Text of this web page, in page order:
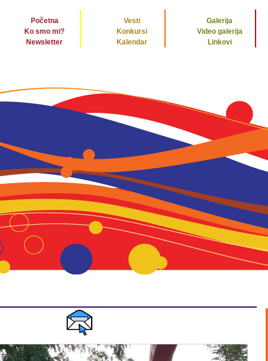
Početna
Ko smo mi?
Newsletter
Vesti
Konkursi
Kalendar
Galerija
Video galerija
Linkovi